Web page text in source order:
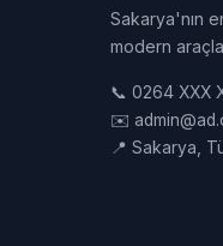
Sakarya'nın
modern
📞 0264 XXX
✉️
📍 Sakarya,